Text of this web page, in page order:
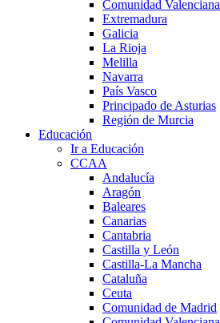
Comunidad Valenciana
Extremadura
Galicia
La Rioja
Melilla
Navarra
País Vasco
Principado de Asturias
Región de Murcia
Educación
Ir a Educación
CCAA
Andalucía
Aragón
Baleares
Canarias
Cantabria
Castilla y León
Castilla-La Mancha
Cataluña
Ceuta
Comunidad de Madrid